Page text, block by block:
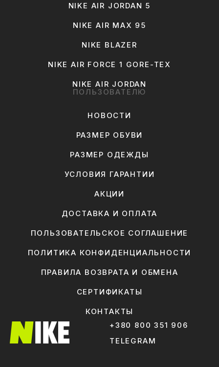
NIKE AIR JORDAN 5
NIKE AIR MAX 95
NIKE BLAZER
NIKE AIR FORCE 1 GORE-TEX
NIKE AIR JORDAN
ПОЛЬЗОВАТЕЛЮ
НОВОСТИ
РАЗМЕР ОБУВИ
РАЗМЕР ОДЕЖДЫ
УСЛОВИЯ ГАРАНТИИ
АКЦИИ
ДОСТАВКА И ОПЛАТА
ПОЛЬЗОВАТЕЛЬСКОЕ СОГЛАШЕНИЕ
ПОЛИТИКА КОНФИДЕНЦИАЛЬНОСТИ
ПРАВИЛА ВОЗВРАТА И ОБМЕНА
СЕРТИФИКАТЫ
КОНТАКТЫ
+380 800 351 906
TELEGRAM